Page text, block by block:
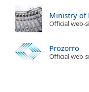
Ministry of
Official web-
Prozorro
Official web-